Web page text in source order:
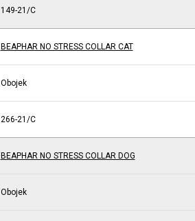
149-21/C
BEAPHAR NO STRESS COLLAR CAT
Obojek
266-21/C
BEAPHAR NO STRESS COLLAR DOG
Obojek